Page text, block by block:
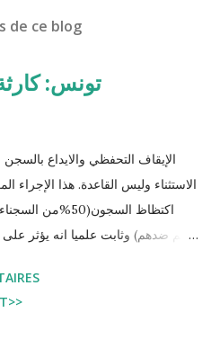
de ce blog
تونس:
الإيقاف التحفظي والايداع
الاستثناء وليس القاعدة. هذا الإجراء
اكتظاظ
حكم ضدهم) وثابت علميا انه يؤثر
التي قضاها تحفظيا . هذه الممارسات
و تجعل المواطن يحقد على